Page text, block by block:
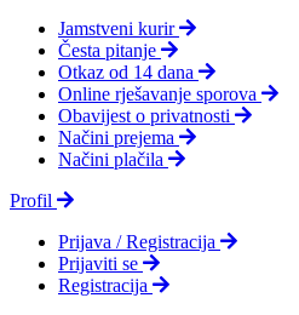
Jamstveni kurir
Česta pitanje
Otkaz od 14 dana
Online rješavanje sporova
Obavijest o privatnosti
Načini prejema
Načini plačila
Profil
Prijava / Registracija
Prijaviti se
Registracija